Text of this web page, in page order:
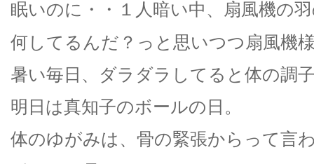
眠いのに・・１人暗い中、扇風機の
何してるんだ？っと思いつつ扇風機
暑い毎日、ダラダラしてると体の調
明日は真知子のボールの日。
体のゆがみは、骨の緊張からって言